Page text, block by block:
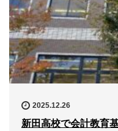
2025.12.26
新田高校で会計教育